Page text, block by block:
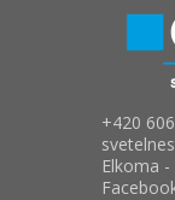
+420
Elkoma